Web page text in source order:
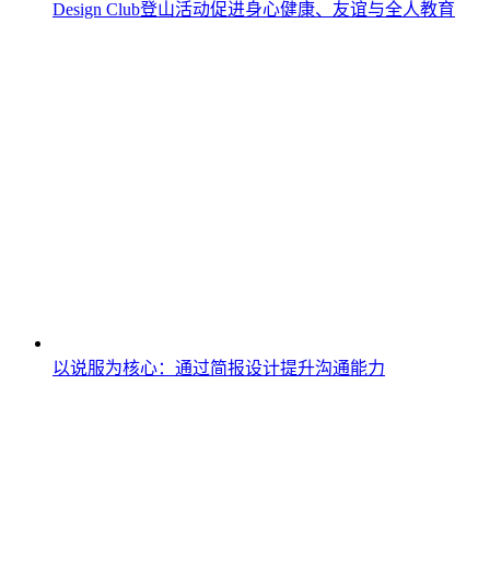
Design Club登山活动促进身心健康、友谊与全人教育
以说服为核心：通过简报设计提升沟通能力